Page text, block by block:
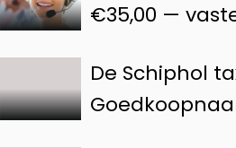
€35,00 —
De Schiphol